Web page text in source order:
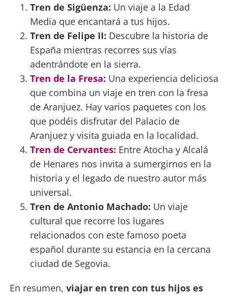
Tren de Sigüenza: Un viaje a la Edad
Media que encantará a tus hijos.
Tren de Felipe II: Descubre la historia de
España mientras recorres sus vías
adentrándote en la sierra.
Tren de la Fresa: Una experiencia deliciosa
que combina un viaje en tren con la fresa
de Aranjuez. Hay varios paquetes con los
que podéis disfrutar del Palacio de
Aranjuez y visita guiada en la localidad.
Tren de Cervantes: Entre Atocha y Alcalá
de Henares nos invita a sumergirnos en la
historia y el legado de nuestro autor más
universal.
Tren de Antonio Machado: Un viaje
cultural que recorre los lugares
relacionados con este famoso poeta
español durante su estancia en la cercana
ciudad de Segovia.
En resumen, viajar en tren con tus hijos es